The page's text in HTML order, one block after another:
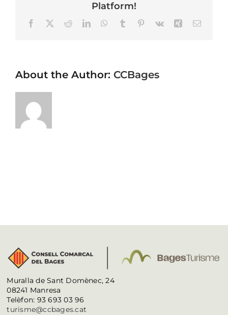
Platform!
FacebookRedditLinkedInWhatsApp
TumblrPinterest
Vk XingEmail
About the Author: CCBages
Muralla de Sant Domènec, 24
08241 Manresa
Telèfon: 93 693 03 96
turisme@ccbages.cat